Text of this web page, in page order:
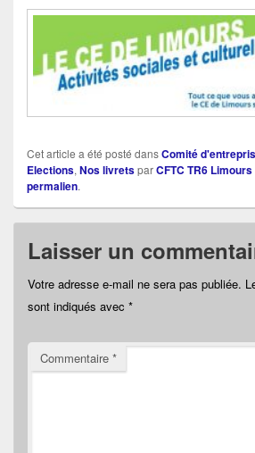
Cet article a été posté dansComité
Elections, Nos livretsparCFTC TR6 Limours
permalien.
Laisser un
Votre adresse e-mail ne sera pas publiée.
sont indiqués avec *
Commentaire *